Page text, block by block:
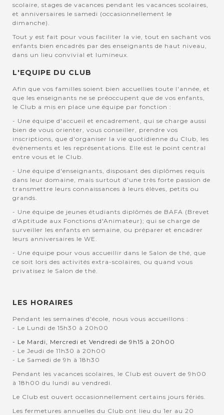
scolaire, stages de vacances pendant les vacances scolaires,
et anniversaires le samedi (occasionnellement le
dimanche).
Tout y est fait pour vous faciliter la vie, tout en sachant vos
enfants bien encadrés par des enseignants de haut niveau,
dans un lieu convivial et lumineux.
L'EQUIPE DU CLUB
Afin que vos familles soient bien accuellies toute l'année, et
que les enseignants ne se préoccupent que de vos enfants,
le Club a mis en place une équipe par fonction :
- Une équipe d'accueil et encadrement, qui se charge aussi
bien de vous orienter, vous conseiller, prendre vos
inscriptions, que d'organiser la vie quotidienne du Club, les
évènements et les représentations. Elle est le point central
entre vous et le Club.
- Une équipe d'enseignants, disposant des diplômes requis
dans leur domaine, mais surtout d'une très forte passion de
transmettre leurs connaissances à leurs élèves, petits ou
grands.
- Une équipe de jeunes étudiants diplômés de BAFA (Brevet
d'Aptitude aux Fonctions d'Animateur); qui se charge de
surveiller les enfants en semaine, ou préparer et encadrer
leurs anniversaires le WE.
- Une équipe pour vous accueillir dans le Salon de thé, que
ce soit lors des activités extra-scolaires, ou quand vous
privatisez le Salon de thé.
LES HORAIRES
Pendant les semaines d'école, nous vous accueillons :
- Le Lundi de 15h30 à 20h00
- Le Mardi, Mercredi et Vendredi de 9h15 à 20h00
- Le Jeudi de 11h30 à 20h00
- Le Samedi de 9h à 18h30
Pendant les vacances scolaires, le Club est ouvert de 9h00
à 18h00 du lundi au vendredi.
Le Club est ouvert occasionnellement certains jours fériés.
Les fermetures annuelles du Club ont lieu du 1er au 20